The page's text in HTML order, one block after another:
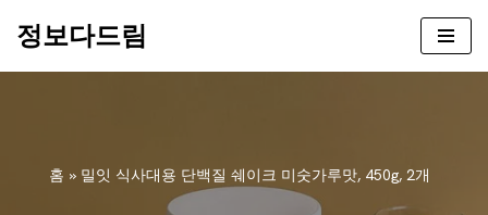
정보다드림
홈 » 밀잇 식사대용 단백질 쉐이크 미숫가루맛, 450g, 2개